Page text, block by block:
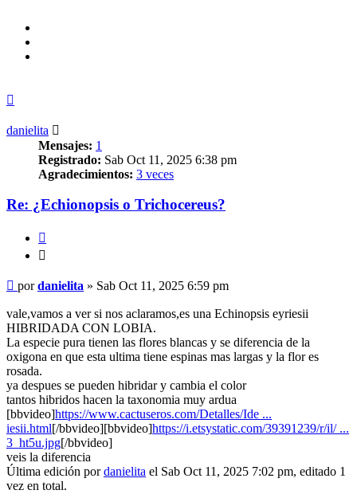
danielita
Mensajes: 1
Registrado: Sab Oct 11, 2025 6:38 pm
Agradecimientos: 3 veces
Re: ¿Echionopsis o Trichocereus?
Mensaje
pordanielita » Sab Oct 11, 2025 6:59 pm
vale,vamos a ver si nos aclaramos,es una Echinopsis eyriesii
HIBRIDADA CON LOBIA.
La especie pura tienen las flores blancas y se diferencia de la
oxigona en que esta ultima tiene espinas mas largas y la flor es
rosada.
ya despues se pueden hibridar y cambia el color
tantos hibridos hacen la taxonomia muy ardua
[bbvideo]https://www.cactuseros.com/Detalles/Ide ...
iesii.html[/bbvideo][bbvideo]https://i.etsystatic.com/39391239/r/il/ ...
3_ht5u.jpg[/bbvideo]
veis la diferencia
Última edición pordanielita el Sab Oct 11, 2025 7:02 pm, editado 1
vez en total.